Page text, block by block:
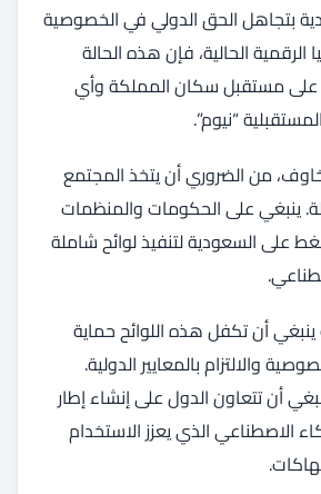
بتجاهل الحق الدولي في الخصوصية
الرقمية الحالية، فإن هذه الحالة
مستقبل سكان المملكة وأي
“نيوم”.
من الضروري أن يتخذ المجتمع
ينبغي على الحكومات والمنظمات
على السعودية لتنفيذ لوائح شاملة
أن تكفل هذه اللوائح حماية
والالتزام بالمعايير الدولية.
أن تتعاون الدول على إنشاء إطار
الاصطناعي الذي يعزز الاستخدام